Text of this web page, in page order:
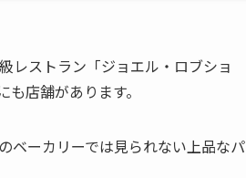
レストラン「ジョエル・ロブショ
店舗があります。
ベーカリーでは見られない上品なパ